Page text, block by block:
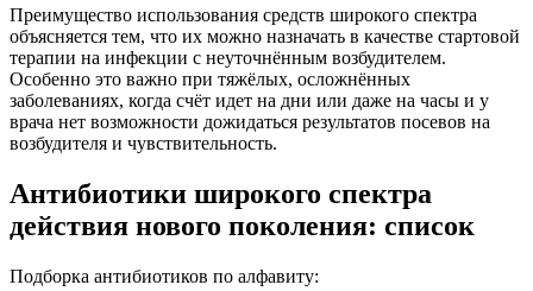
Преимущество использования средств широкого спектра
объясняется тем, что их можно назначать в качестве стартовой
терапии на инфекции с неуточнённым возбудителем.
Особенно это важно при тяжёлых, осложнённых
заболеваниях, когда счёт идет на дни или даже на часы и у
врача нет возможности дожидаться результатов посевов на
возбудителя и чувствительность.
Антибиотики широкого спектра
действия нового поколения: список
Подборка антибиотиков по алфавиту: